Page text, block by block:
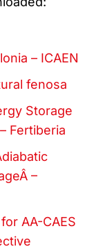
– ICAEN
fenosa
Storage
Fertiberia
–
AA-CAES